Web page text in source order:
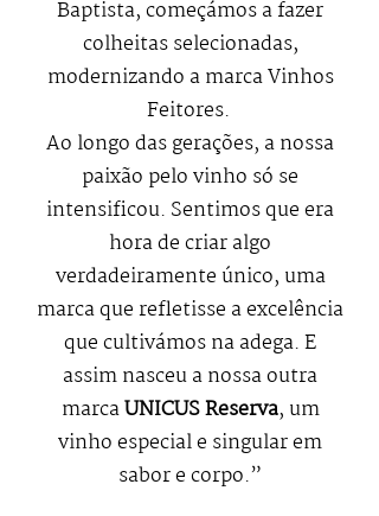
Baptista, começámos a fazer
colheitas selecionadas,
modernizando a marca Vinhos
Feitores.
Ao longo das gerações, a nossa
paixão pelo vinho só se
intensificou. Sentimos que era
hora de criar algo
verdadeiramente único, uma
marca que refletisse a excelência
que cultivámos na adega. E
assim nasceu a nossa outra
marcaUNICUS Reserva, um
vinho especial e singular em
sabor e corpo.”